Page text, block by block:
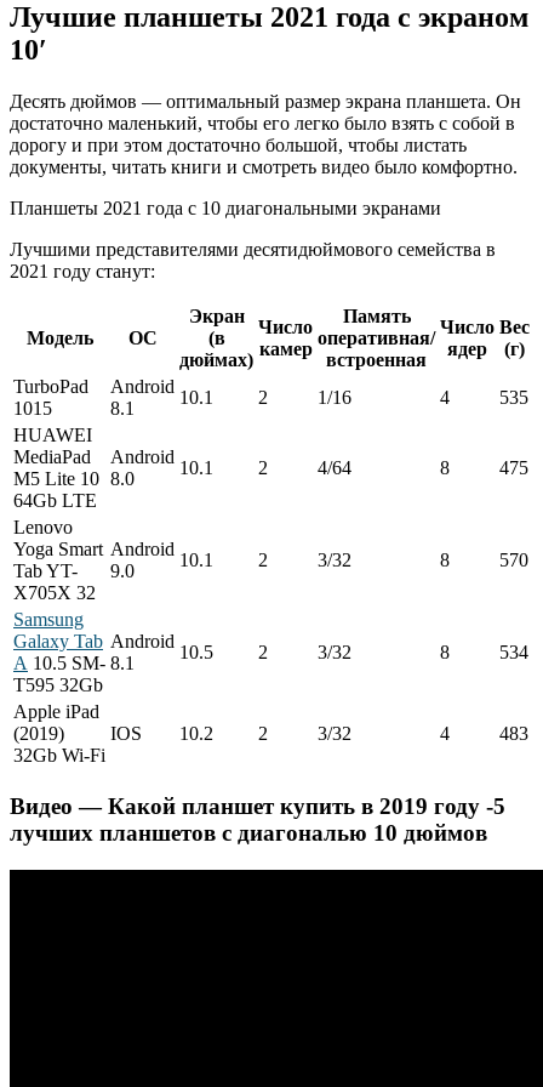
Лучшие планшеты 2021 года с экраном
10′
Десять дюймов — оптимальный размер экрана планшета. Он
достаточно маленький, чтобы его легко было взять с собой в
дорогу и при этом достаточно большой, чтобы листать
документы, читать книги и смотреть видео было комфортно.
Планшеты 2021 года с 10 диагональными экранами
Лучшими представителями десятидюймового семейства в
2021 году станут:
Модель ОС
Экран
(в
дюймах)
Число
камер
Память
оперативная/
встроенная
Число
ядер
Вес
(г)
TurboPad
1015
Android
8.1
10.1 2 1/16 4
535
HUAWEI
MediaPad
M5 Lite 10
64Gb LTE
Android
8.0
10.1 2 4/64 8 475
Lenovo
Yoga Smart
Tab YT-
X705X 32
Android
9.0
10.1 2 3/32 8 570
Samsung
Galaxy Tab
A 10.5 SM-
T595 32Gb
Android
8.1
10.5 2 3/32 8 534
Apple iPad
(2019)
32Gb Wi-Fi
IOS 10.2 2 3/32 4 483
Видео — Какой планшет купить в 2019 году -5
лучших планшетов с диагональю 10 дюймов